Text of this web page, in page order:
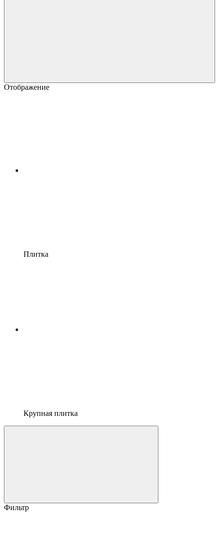
Отображение
Плитка
Крупная плитка
Фильтр